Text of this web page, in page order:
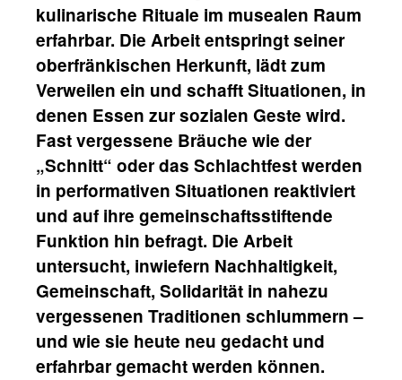
kulinarische Rituale im musealen Raum
erfahrbar. Die Arbeit entspringt seiner
oberfränkischen Herkunft, lädt zum
Verweilen ein und schafft Situationen, in
denen Essen zur sozialen Geste wird.
Fast vergessene Bräuche wie der
„Schnitt“ oder das Schlachtfest werden
in performativen Situationen reaktiviert
und auf ihre gemeinschaftsstiftende
Funktion hin befragt. Die Arbeit
untersucht, inwiefern Nachhaltigkeit,
Gemeinschaft, Solidarität in nahezu
vergessenen Traditionen schlummern –
und wie sie heute neu gedacht und
erfahrbar gemacht werden können.